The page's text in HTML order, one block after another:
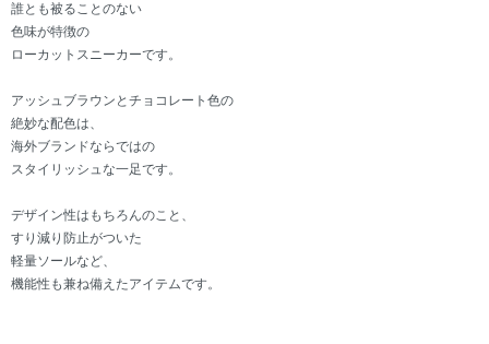
誰とも被ることのない
色味が特徴の
ローカットスニーカーです。
アッシュブラウンとチョコレート色の
絶妙な配色は、
海外ブランドならではの
スタイリッシュな一足です。
デザイン性はもちろんのこと、
すり減り防止がついた
軽量ソールなど、
機能性も兼ね備えたアイテムです。